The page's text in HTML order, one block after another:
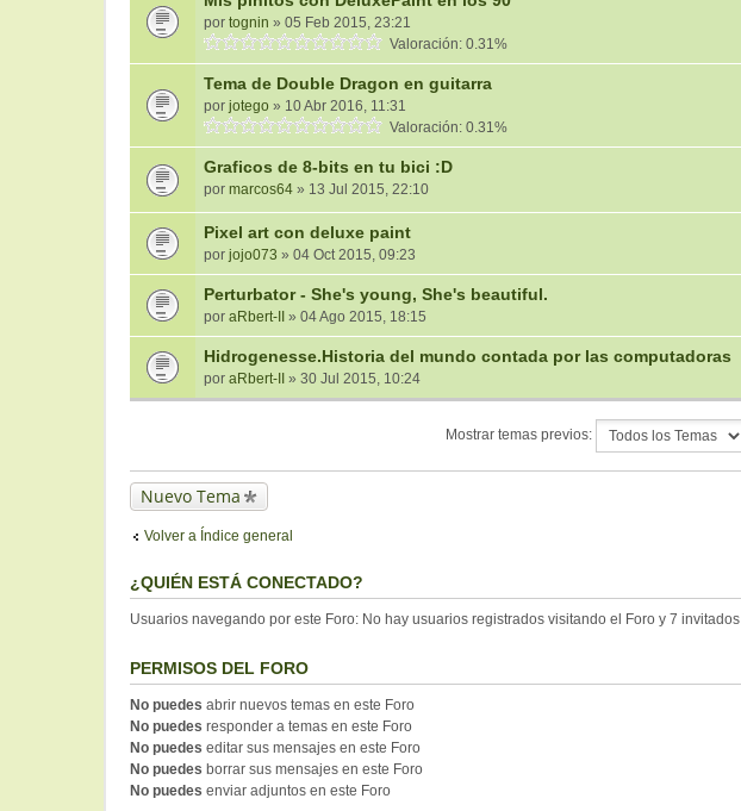
por tognin » 05 Feb 2015, 23:21
Valoración: 0.31%
Tema de Double Dragon en guitarra
por jotego » 10 Abr 2016, 11:31
Valoración: 0.31%
Graficos de 8-bits en tu bici :D
por marcos64 » 13 Jul 2015, 22:10
Pixel art con deluxe paint
por jojo073 » 04 Oct 2015, 09:23
Perturbator - She's young, She's beautiful.
por aRbert-II » 04 Ago 2015, 18:15
Hidrogenesse.Historia del mundo contada por las computadoras
por aRbert-II » 30 Jul 2015, 10:24
Mostrar temas previos:
Nuevo Tema
Volver a Índice general
¿QUIÉN ESTÁ CONECTADO?
Usuarios navegando por este Foro: No hay usuarios registrados visitando el Foro y 7 invitados
PERMISOS DEL FORO
No puedes abrir nuevos temas en este Foro
No puedes responder a temas en este Foro
No puedes editar sus mensajes en este Foro
No puedes borrar sus mensajes en este Foro
No puedes enviar adjuntos en este Foro